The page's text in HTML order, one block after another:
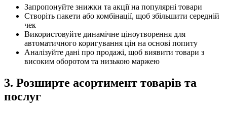
Запропонуйте знижки та акції на популярні товари
Створіть пакети або комбінації, щоб збільшити середній
чек
Використовуйте динамічне ціноутворення для
автоматичного коригування цін на основі попиту
Аналізуйте дані про продажі, щоб виявити товари з
високим оборотом та низькою маржею
3. Розширте асортимент товарів та
послуг